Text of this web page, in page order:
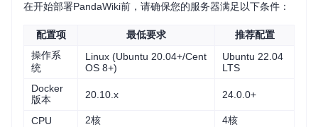
在开始部署PandaWiki前，请确保您的服务器满足以下条件：
配置项 最低要求
推荐配置
操作系
统
Linux (Ubuntu 20.04+/Cent
OS 8+)
Ubuntu 22.04
LTS
Docker
版本
20.10.x 24.0.0+
CPU 2核
4核